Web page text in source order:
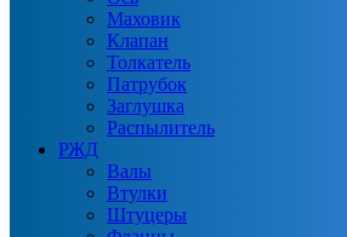
Маховик
Клапан
Толкатель
Патрубок
Заглушка
Распылитель
РЖД
Валы
Втулки
Штуцеры